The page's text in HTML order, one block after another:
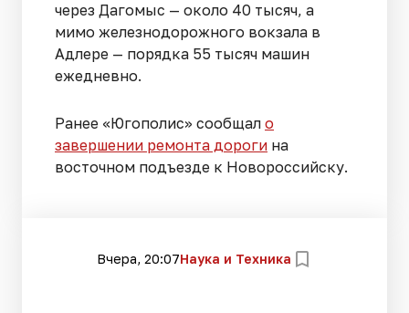
через Дагомыс — около 40 тысяч, а
мимо железнодорожного вокзала в
Адлере — порядка 55 тысяч машин
ежедневно.
Ранее «Югополис» сообщал о
завершении ремонта дороги на
восточном подъезде к Новороссийску.
Вчера, 20:07Наука и Техника